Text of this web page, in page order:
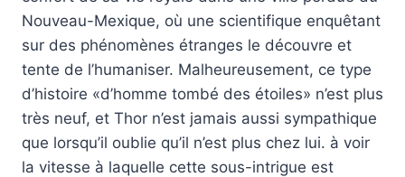
Nouveau-Mexique, où une scientifique enquêtant
sur des phénomènes étranges le découvre et
tente de l’humaniser. Malheureusement, ce type
d’histoire «d’homme tombé des étoiles» n’est plus
très neuf, et Thor n’est jamais aussi sympathique
que lorsqu’il oublie qu’il n’est plus chez lui. à voir
la vitesse à laquelle cette sous-intrigue est